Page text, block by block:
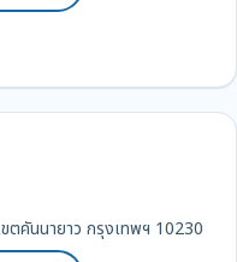
ตคันนายาว กรุงเทพฯ 10230